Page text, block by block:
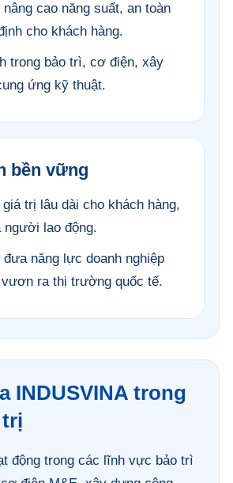
nâng cao năng suất, an toàn
cho khách hàng.
trong bảo trì, cơ điện, xây
ứng kỹ thuật.
bền vững
trị lâu dài cho khách hàng,
người lao động.
đưa năng lực doanh nghiệp
ra thị trường quốc tế.
INDUSVINA trong
động trong các lĩnh vực bảo trì